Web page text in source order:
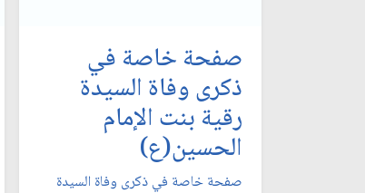
صفحة خاصة في
ذكرى وفاة السيدة
رقية بنت الإمام
الحسين(ع)
صفحة خاصة في ذكرى وفاة السيدة